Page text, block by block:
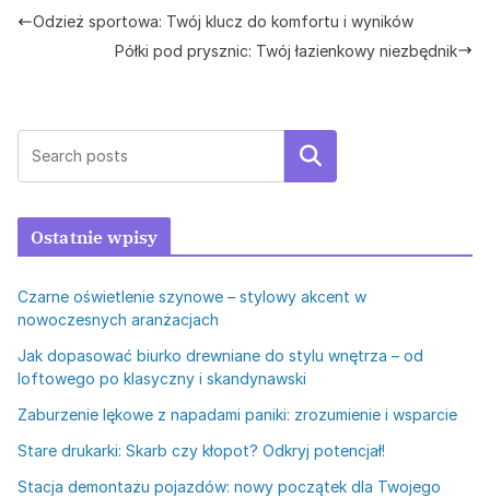
Odzież sportowa: Twój klucz do komfortu i wyników
Półki pod prysznic: Twój łazienkowy niezbędnik
Szukaj
Ostatnie wpisy
Czarne oświetlenie szynowe – stylowy akcent w
nowoczesnych aranżacjach
Jak dopasować biurko drewniane do stylu wnętrza – od
loftowego po klasyczny i skandynawski
Zaburzenie lękowe z napadami paniki: zrozumienie i wsparcie
Stare drukarki: Skarb czy kłopot? Odkryj potencjał!
Stacja demontażu pojazdów: nowy początek dla Twojego